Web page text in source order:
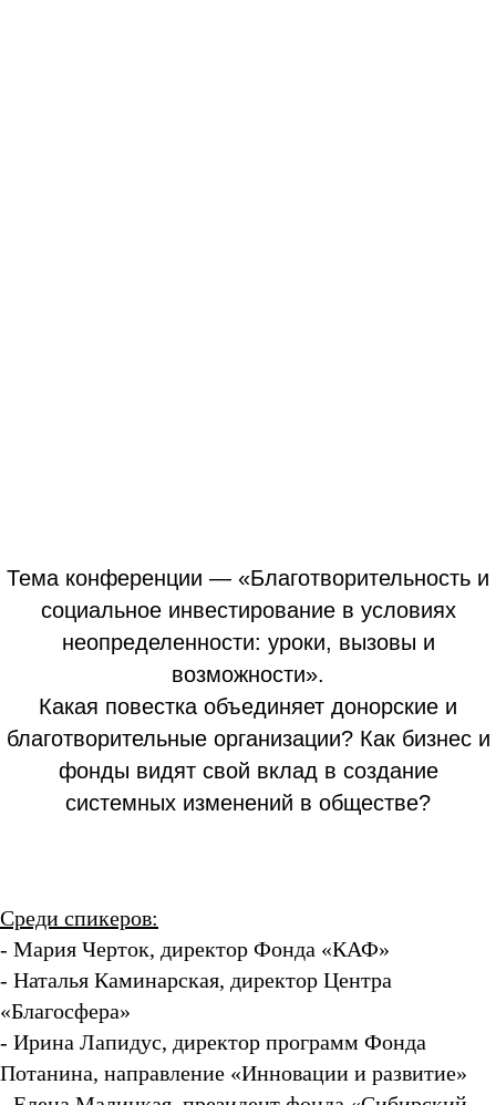
Тема конференции — «Благотворительность и
социальное инвестирование в условиях
неопределенности: уроки, вызовы и
возможности».
Какая повестка объединяет донорские и
благотворительные организации? Как бизнес и
фонды видят свой вклад в создание
системных изменений в обществе?
Среди спикеров:
- Мария Черток, директор Фонда «КАФ»
- Наталья Каминарская, директор Центра
«Благосфера»
- Ирина Лапидус, директор программ Фонда
Потанина, направление «Инновации и развитие»